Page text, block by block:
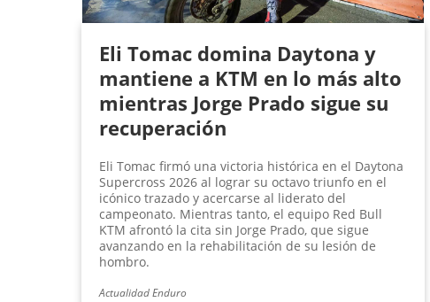
Eli Tomac domina Daytona y
mantiene a KTM en lo más alto
mientras Jorge Prado sigue su
recuperación
Eli Tomac firmó una victoria histórica en el Daytona
Supercross 2026 al lograr su octavo triunfo en el
icónico trazado y acercarse al liderato del
campeonato. Mientras tanto, el equipo Red Bull
KTM afrontó la cita sin Jorge Prado, que sigue
avanzando en la rehabilitación de su lesión de
hombro.
Actualidad Enduro